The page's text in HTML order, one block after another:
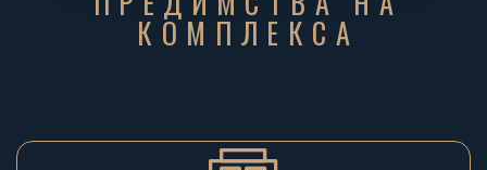
КОМПЛЕКСА